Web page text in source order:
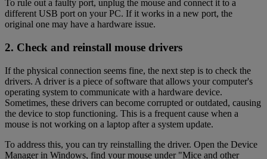
To rule out a faulty port, unplug the mouse and connect it to a
different USB port on your PC. If it works in a new port, the
original one may have a hardware issue.
2. Check and reinstall mouse drivers
If the physical connection seems fine, the next step is to check the
drivers. A driver is a piece of software that allows your computer's
operating system to communicate with a hardware device.
Sometimes, these drivers can become corrupted or outdated, causing
the device to stop functioning. This is a frequent cause when a
mouse is not working on a laptop after a system update.
To address this, you can try reinstalling the driver. Open the Device
Manager in Windows, find your mouse under "Mice and other